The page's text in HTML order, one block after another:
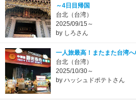
～4日目帰国
台北（台湾）
2025/09/15～
by しろさん
一人旅最高！またまた台湾へ
台北（台湾）
2025/10/30～
by ハッシュドポテトさん